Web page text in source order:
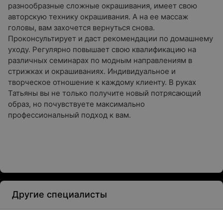
разнообразные сложные окрашивания, имеет свою
авторскую технику окрашивания. А на ее массаж
головы, вам захочется вернуться снова.
Проконсультирует и даст рекомендации по домашнему
уходу. Регулярно повышает свою квалификацию на
различных семинарах по модным направлениям в
стрижках и окрашиваниях. Индивидуальное и
творческое отношение к каждому клиенту. В руках
Татьяны вы не только получите новый потрясающий
образ, но почувствуете максимально
профессиональный подход к вам.
Другие специалисты